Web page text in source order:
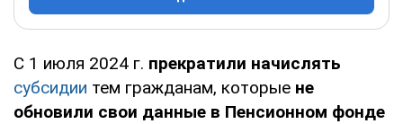
С 1 июля 2024 г. прекратили начислять
субсидии тем гражданам, которые не
обновили свои данные в Пенсионном фонде